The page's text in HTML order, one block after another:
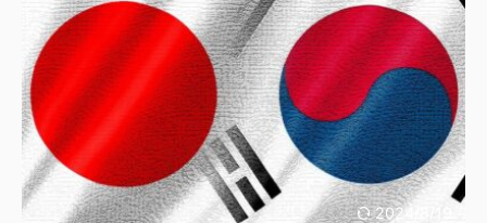
2024/8/19